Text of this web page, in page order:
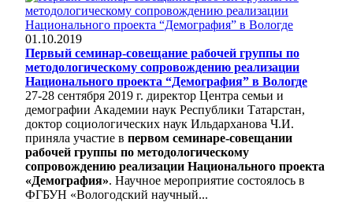
01.10.2019
Первый семинар-совещание рабочей группы по
методологическому сопровождению реализации
Национального проекта “Демография” в Вологде
27-28 сентября 2019 г. директор Центра семьи и
демографии Академии наук Республики Татарстан,
доктор социологических наук Ильдарханова Ч.И.
приняла участие в первом семинаре-совещании
рабочей группы по методологическому
сопровождению реализации Национального проекта
«Демография». Научное мероприятие состоялось в
ФГБУН «Вологодский научный...